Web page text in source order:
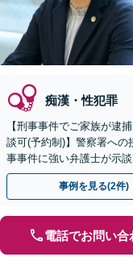
痴漢・性犯罪
【刑事事件でご家族が逮
談可(予約制)】警察署への
事事件に強い弁護士が示
トします。【加害者側の
事例を見る(2件)
電話でお問い合